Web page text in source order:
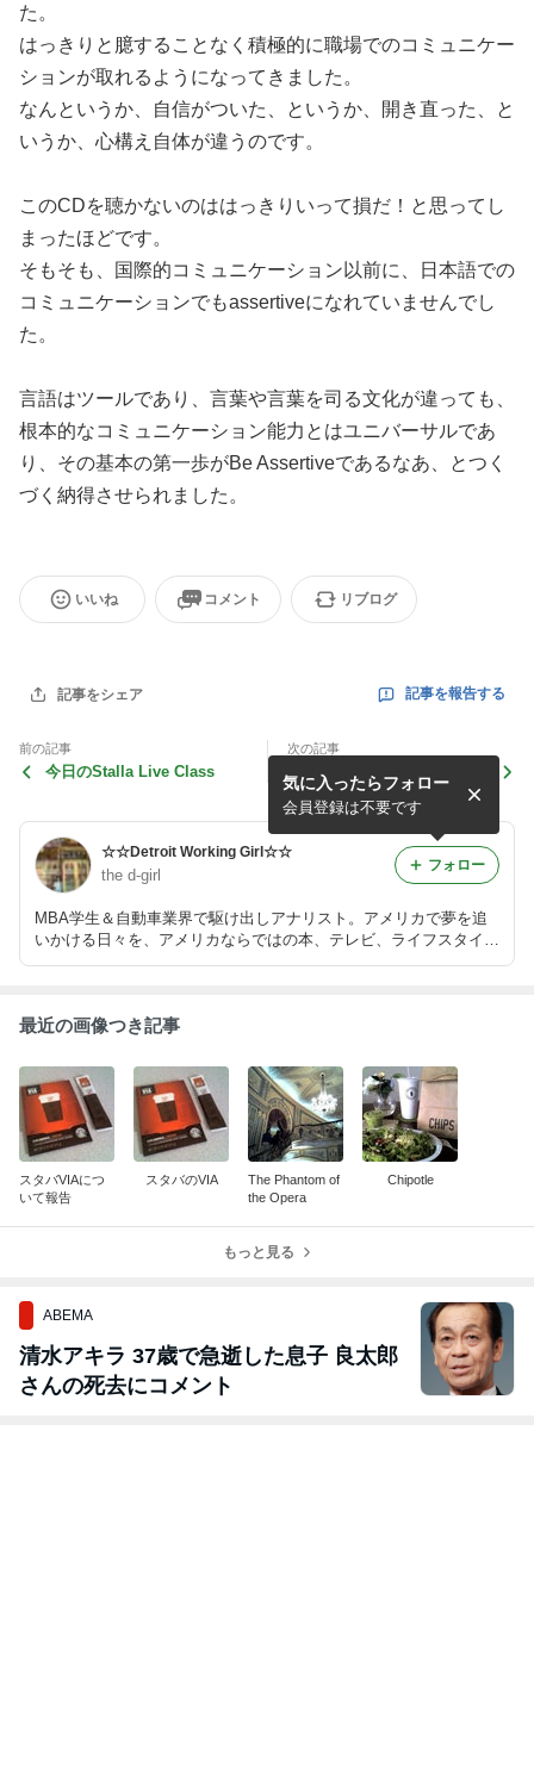
た。
はっきりと臆することなく積極的に職場でのコミュニケー
ションが取れるようになってきました。
なんというか、自信がついた、というか、開き直った、と
いうか、心構え自体が違うのです。
このCDを聴かないのははっきりいって損だ！と思ってし
まったほどです。
そもそも、国際的コミュニケーション以前に、日本語での
コミュニケーションでもassertiveになれていませんでし
た。
言語はツールであり、言葉や言葉を司る文化が違っても、
根本的なコミュニケーション能力とはユニバーサルであ
り、その基本の第一歩がBe Assertiveであるなあ、とつく
づく納得させられました。
いいね コメント リブログ
記事をシェア 記事を報告する
前の記事
今日のStalla Live Class
次の記事
今日のInternational Financ
e
☆☆Detroit Working Girl☆☆
the d-girl
MBA学生＆自動車業界で駆け出しアナリスト。アメリカで夢を追
いかける日々を、アメリカならではの本、テレビ、ライフスタイ
気に入ったらフォロー
会員登録は不要です
フォロー
最近の画像つき記事
スタバVIAにつ
いて報告
スタバのVIA
The Phantom of
the Opera
Chipotle
もっと見る
ABEMA
清水アキラ 37歳で急逝した息子 良太郎
さんの死去にコメント